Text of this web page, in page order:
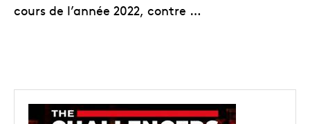
cours de l’année 2022, contre …